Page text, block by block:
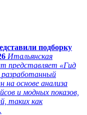
подборку
Итальянская
представляет «Гид
разработанный
на основе анализа
и модных показов,
таких как